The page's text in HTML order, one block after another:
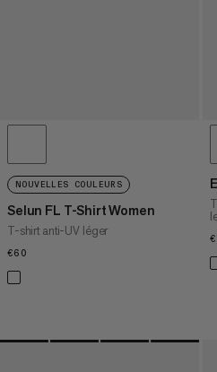
NOUVELLES COULEURS
Selun FL T-Shirt Women
T-shirt anti-UV léger
€60